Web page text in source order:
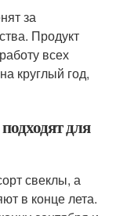
за
Продукт
всех
круглый год,
для
свеклы, а
в конце лета.